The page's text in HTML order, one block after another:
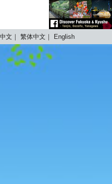
文 繁体中文 English